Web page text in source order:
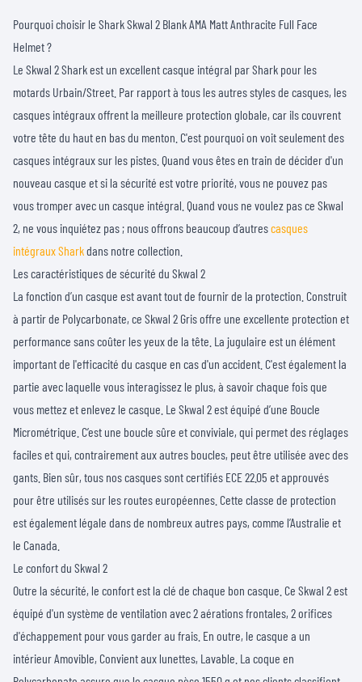
Pourquoi choisir le Shark Skwal 2 Blank AMA Matt Anthracite Full Face
Helmet ?
Le Skwal 2 Shark est un excellent casque intégral par Shark pour les
motards Urbain/Street. Par rapport à tous les autres styles de casques, les
casques intégraux offrent la meilleure protection globale, car ils couvrent
votre tête du haut en bas du menton. C'est pourquoi on voit seulement des
casques intégraux sur les pistes. Quand vous êtes en train de décider d'un
nouveau casque et si la sécurité est votre priorité, vous ne pouvez pas
vous tromper avec un casque intégral. Quand vous ne voulez pas ce Skwal
2, ne vous inquiétez pas ; nous offrons beaucoup d’autrescasques
intégraux Sharkdans notre collection.
Les caractéristiques de sécurité du Skwal 2
La fonction d’un casque est avant tout de fournir de la protection. Construit
à partir de Polycarbonate, ce Skwal 2 Gris offre une excellente protection et
performance sans coûter les yeux de la tête. La jugulaire est un élément
important de l'efficacité du casque en cas d'un accident. C'est également la
partie avec laquelle vous interagissez le plus, à savoir chaque fois que
vous mettez et enlevez le casque. Le Skwal 2 est équipé d’une Boucle
Micrométrique. C’est une boucle sûre et conviviale, qui permet des réglages
faciles et qui, contrairement aux autres boucles, peut être utilisée avec des
gants. Bien sûr, tous nos casques sont certifiés ECE 22.05 et approuvés
pour être utilisés sur les routes européennes. Cette classe de protection
est également légale dans de nombreux autres pays, comme l’Australie et
le Canada.
Le confort du Skwal 2
Outre la sécurité, le confort est la clé de chaque bon casque. Ce Skwal 2 est
équipé d'un système de ventilation avec 2 aérations frontales, 2 orifices
d'échappement pour vous garder au frais. En outre, le casque a un
intérieur Amovible, Convient aux lunettes, Lavable. La coque en